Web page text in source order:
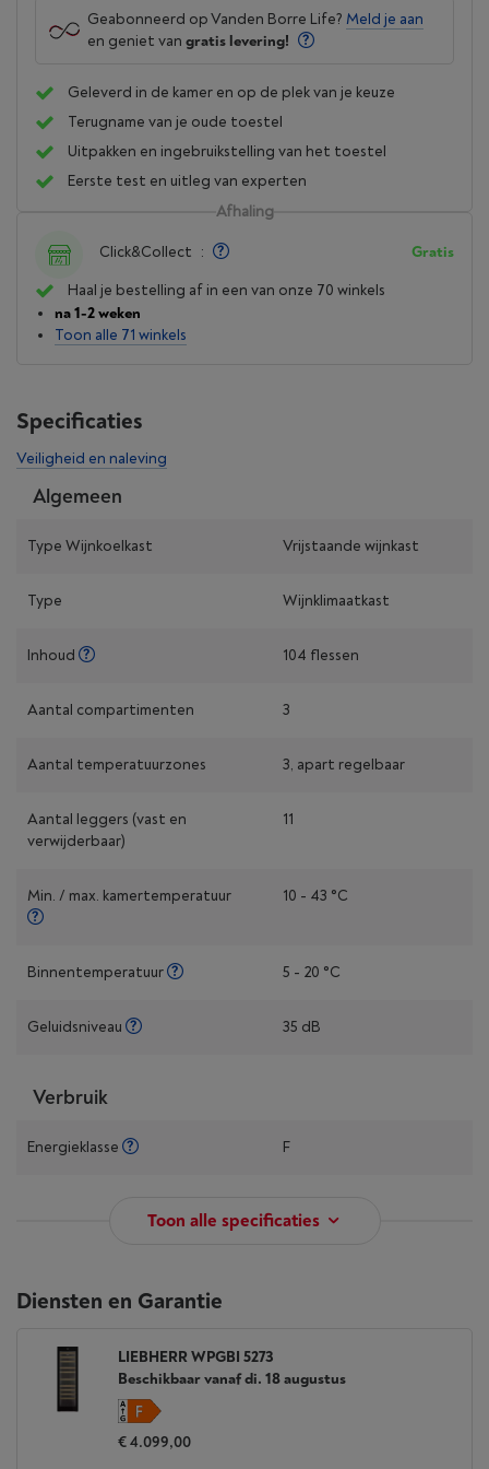
Geabonneerd op Vanden Borre Life? Meld je aan
en geniet van gratis levering!
Geleverd in de kamer en op de plek van je keuze
Terugname van je oude toestel
Uitpakken en ingebruikstelling van het toestel
Eerste test en uitleg van experten
Afhaling
Click&Collect : Gratis
Haal je bestelling af in een van onze 70 winkels
na 1-2 weken
Toon alle 71 winkels
Specificaties
Veiligheid en naleving
Algemeen
Type Wijnkoelkast Vrijstaande wijnkast
Type Wijnklimaatkast
Inhoud 104 flessen
Aantal compartimenten 3
Aantal temperatuurzones 3, apart regelbaar
Aantal leggers (vast en
verwijderbaar)
11
Min. / max. kamertemperatuur 10 - 43 °C
Binnentemperatuur 5 - 20 °C
Geluidsniveau 35 dB
Verbruik
Energieklasse F
Toon alle specificaties
Diensten en Garantie
LIEBHERR WPGBI 5273
Beschikbaar vanaf di. 18 augustus
€ 4.099,00